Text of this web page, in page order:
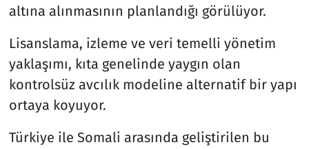
altına alınmasının planlandığı görülüyor.
Lisanslama, izleme ve veri temelli yönetim
yaklaşımı, kıta genelinde yaygın olan
kontrolsüz avcılık modeline alternatif bir yapı
ortaya koyuyor.
Türkiye ile Somali arasında geliştirilen bu